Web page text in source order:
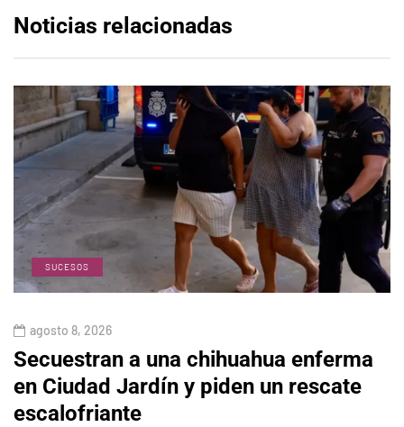
Noticias relacionadas
SUCESOS
agosto 8, 2026
Secuestran a una chihuahua enferma
en Ciudad Jardín y piden un rescate
escalofriante